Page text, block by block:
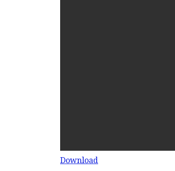
Download